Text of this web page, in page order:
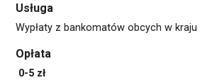
Usługa
Wypłaty z bankomatów obcych w kraju
Opłata
0-5 zł